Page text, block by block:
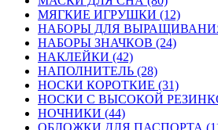
МЯГКИЕ ИГРУШКИ (12)
НАБОРЫ ДЛЯ
НАБОРЫ ЗНАЧКОВ (24)
НАКЛЕЙКИ (42)
НАПОЛНИТЕЛЬ (28)
НОСКИ КОРОТКИЕ (31)
НОСКИ С ВЫСОКОЙ
НОЧНИКИ (44)
ОБЛОЖКИ ДЛЯ ПАСПОРТА